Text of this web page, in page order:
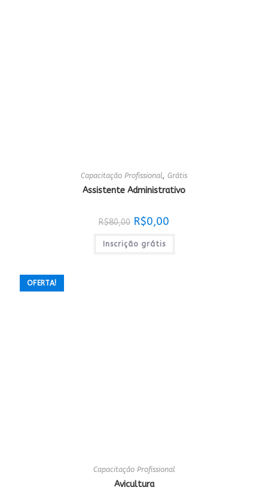
Capacitação Profissional, Grátis
Assistente Administrativo
R$80,00 O
preço
original
era:
R$80,00.
R$0,00
atual
R$0,00.
Inscrição grátis
OFERTA!
Capacitação Profissional
Avicultura